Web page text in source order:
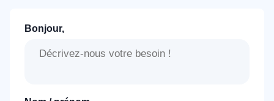
Bonjour,